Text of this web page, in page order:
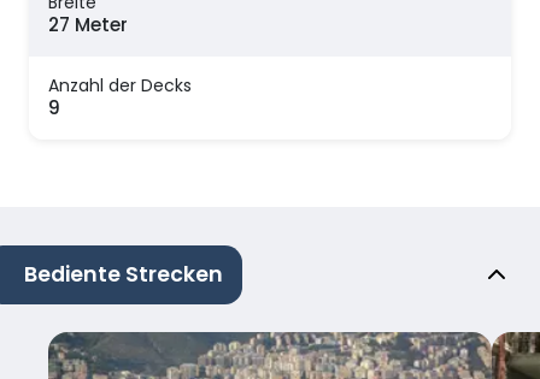
27 Meter
Anzahl der Decks
9
Bediente Strecken